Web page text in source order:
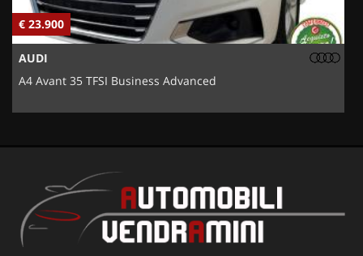
€ 23.900
AUDI
A4 Avant 35 TFSI Business Advanced